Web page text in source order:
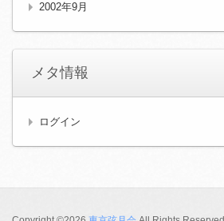
2002年9月
メタ情報
ログイン